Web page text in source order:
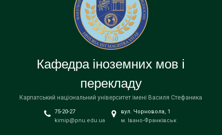
Ranking Open Edition 2025
1000 доларів для
студентів КНУВС:
стартував конкурс від
Досліджень
Запрошуємо на
відзначення Дня
університету!
Кафедра іноземних мов і
перекладу
Карпатський національний університет імені Василя Стефаника
75-20-27
kimip@pnu.edu.ua
вул. Чорновола, 1
м. Івано-Франківськ